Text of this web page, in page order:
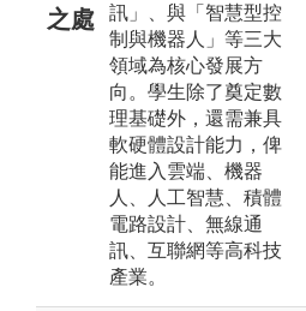
之處
訊」、與「智慧型控
制與機器人」等三大
領域為核心發展方
向。學生除了奠定數
理基礎外，還需兼具
軟硬體設計能力，俾
能進入雲端、機器
人、人工智慧、積體
電路設計、無線通
訊、互聯網等高科技
產業。